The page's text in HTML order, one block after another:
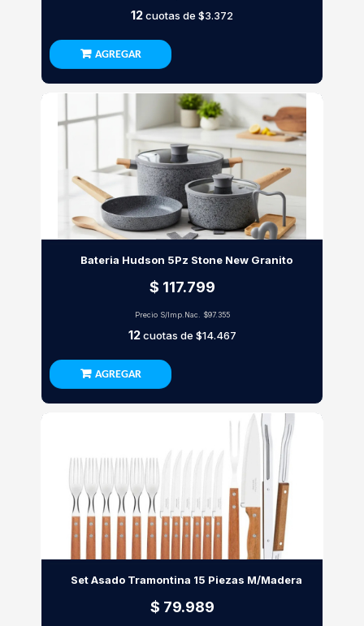
12cuotas de $3.372
AGREGAR
Bateria Hudson 5Pz Stone New Granito
$ 117.799
Precio S/Imp.Nac. $97.355
12cuotas de $14.467
AGREGAR
Set Asado Tramontina 15 Piezas M/Madera
$ 79.989